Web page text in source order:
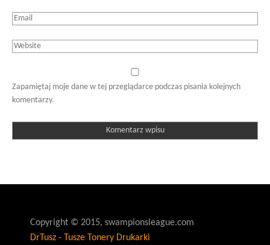
Zapamiętaj moje dane w tej przeglądarce podczas pisania kolejnych
komentarzy.
Copyright © 2015, swampionsleague.com
DrTusz - Tusze Tonery Drukarki